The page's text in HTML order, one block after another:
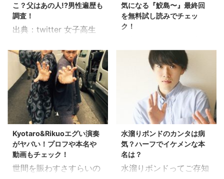
こ？父はあの人!?男性遍歴も
調査！
出典：twitter 女子高生
椎木里佳さん。 そんな椎
木さんも高校を卒業し、
慶應に進学する事になっ
たそうです。 スポンサー
ドリンク 椎木里佳、女子
高生社長から女子大生社
長に！！ そんな椎木さん
の気になるプライベー
ト、家族、彼氏の事を調
べてみました。 出典：
twitter 椎木里佳のプロ
気になる『鮫島〜』最終回
を無料試し読みでチェッ
ク！
県酒田市出身の漫画家さ
んです。 41歳という若
さで残念ながらこの世を
去ってしまいました。 秋
田書店公式HP、佐藤タ
カヒロ先生のお知らせ。
公式見れない人用にペタ
リ。
pic.twitter.com/ESUA5
K0XMj — 天音
(@amane711) 2018年7
Kyotaro&Rikuoエグい演奏
がヤバい！プロフや本名や
動画もチェック！
世間を賑わすさすらいの
水溜りボンドのカンタは病
気？ハーフでイケメンな本
名は？
水溜りボンドってご存知